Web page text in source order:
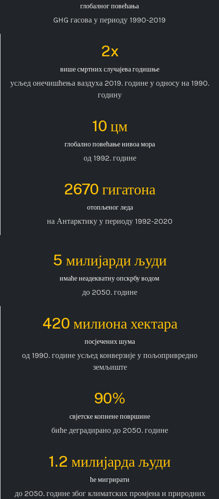
глобалног повећања
GHG гасова у периоду 1990-2019
2x
више смртних случајева годишње
усљед онечишћења ваздуха 2019. године у односу на 1990.
годину
10 цм
глобално повећање нивоа мора
од 1992. године
2670 гигатона
отопљеног леда
на Антарктику у периоду 1992-2020
5 милијарди људи
имаће неадекватну опскрбу водом
до 2050. године
420 милиона хектара
посјечених шума
од 1990. године усљед конверзије у пољопривредно
земљиште
90%
свјетске копнене површине
биће деградирано до 2050. године
1.2 милијарда људи
ће мигрирати
до 2050. године због климатских промјена и природних